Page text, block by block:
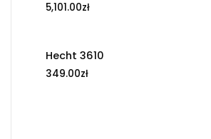
5,101.00zł
Hecht 3610
349.00zł